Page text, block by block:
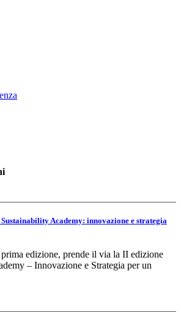
Academy: innovazione e strategia
edizione, prende il via la II edizione
– Innovazione e Strategia per un